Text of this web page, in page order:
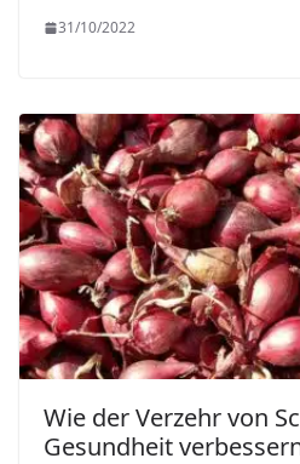
31/10/2022
Wie der Verzehr von
Gesundheit